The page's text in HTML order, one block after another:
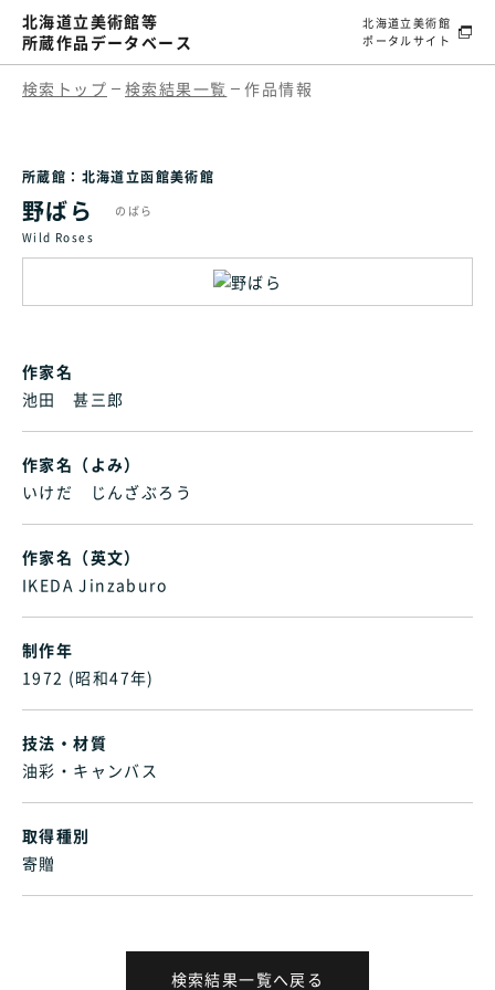
北海道立美術館等
所蔵作品データベース
北海道立美術館
ポータルサイト
検索トップ 検索結果一覧 作品情報
所蔵館：北海道立函館美術館
野ばら
のばら
Wild Roses
作家名
池田 甚三郎
作家名（よみ）
いけだ じんざぶろう
作家名（英文）
IKEDA Jinzaburo
制作年
1972 (昭和47年)
技法・材質
油彩・キャンバス
取得種別
寄贈
検索結果一覧へ戻る